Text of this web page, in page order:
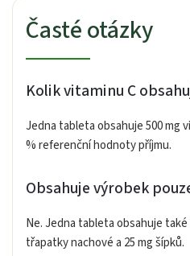
Časté otázky
Kolik vitaminu C
Jedna tableta obsahuje 500 mg
% referenční hodnoty příjmu.
Obsahuje výrobek
Ne. Jedna tableta obsahuje
třapatky nachové a 25 mg šípků.